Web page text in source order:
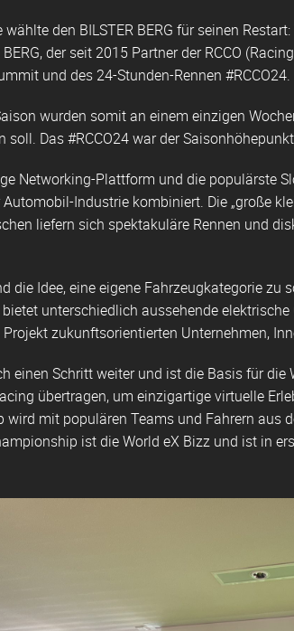
wählte den BILSTER BERG für seinen
BERG, der seit 2015 Partner der RCCO
und des 24-Stunden-Rennen #RCCO24.
wurden somit an einem einzigen
Das #RCCO24 war der Saisonhöhepunkt
Networking-Plattform und die populärste
Industrie kombiniert. Die „große
liefern sich spektakuläre Rennen und
die Idee, eine eigene Fahrzeugkategorie
unterschiedlich aussehende
zukunftsorientierten Unternehmen,
einen Schritt weiter und ist die Basis für
übertragen, um einzigartige virtuelle
wird mit populären Teams und Fahrern aus
ist die World eX Bizz und ist in